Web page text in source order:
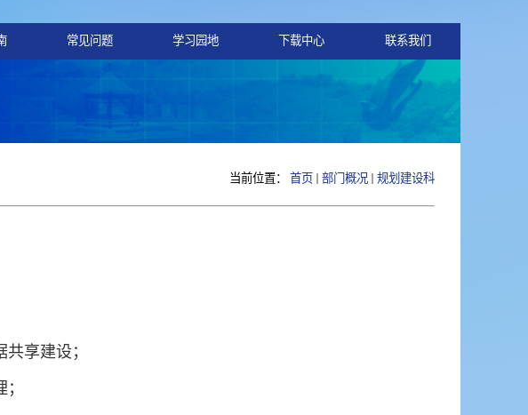
常见问题 学习园地 下载中心 联系我们
当前位置： 首页 部门概况 规划建设科
享建设；